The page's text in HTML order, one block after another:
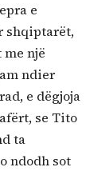
e
shqiptarët,
një
ndier
e dëgjoja
se Tito
ta
ndodh sot